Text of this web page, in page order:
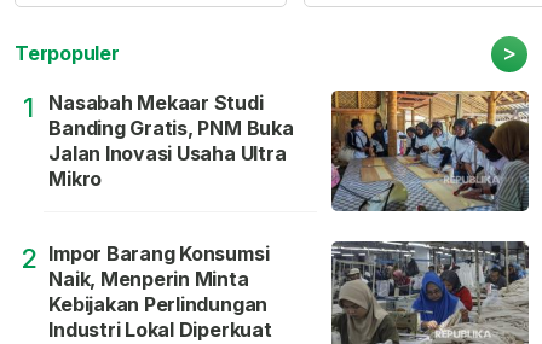
Terpopuler >
1
Nasabah Mekaar Studi
Banding Gratis, PNM Buka
Jalan Inovasi Usaha Ultra
Mikro
2 Impor Barang Konsumsi
Naik, Menperin Minta
Kebijakan Perlindungan
Industri Lokal Diperkuat